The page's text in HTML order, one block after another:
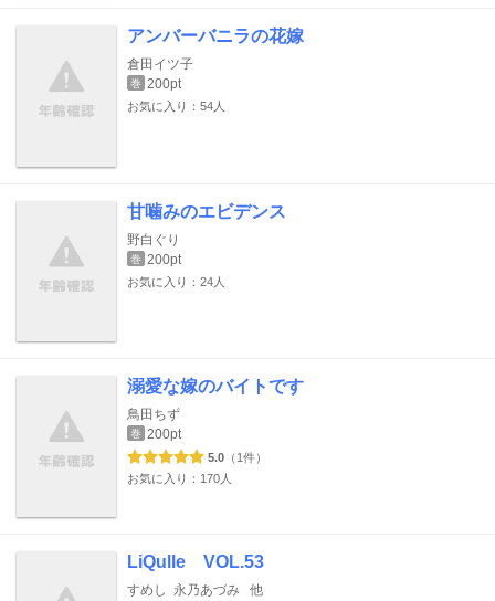
アンバーバニラの花嫁
倉田イツ子
巻 200pt
お気に入り：54人
甘噛みのエビデンス
野白ぐり
巻 200pt
お気に入り：24人
溺愛な嫁のバイトです
鳥田ちず
巻 200pt
5.0 （1件）
お気に入り：170人
LiQulle VOL.53
すめし 永乃あづみ 他